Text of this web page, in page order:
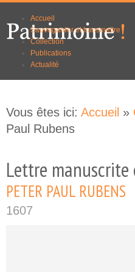
principal
navigationAccueil
Sauvegarder et transmettre
Collection
Publications
Actualité
Vous êtes ici: Accueil »
Paul Rubens
Lettre manuscrite
PETER PAUL RUBENS
1607